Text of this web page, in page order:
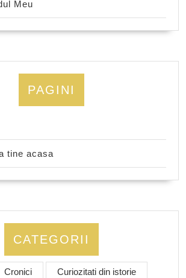
Meu
PAGINI
tine acasa
CATEGORII
Cronici Curiozitati din istorie